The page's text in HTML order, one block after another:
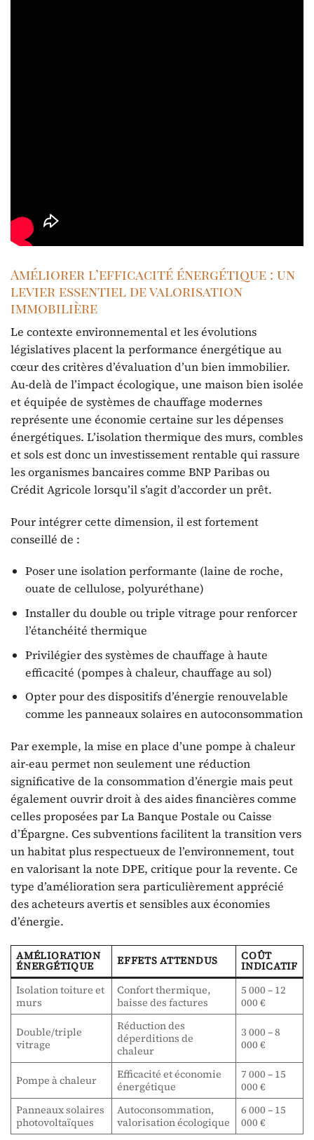
Améliorer l’efficacité énergétique : un
levier essentiel de valorisation
immobilière
Le contexte environnemental et les évolutions
législatives placent la performance énergétique au
cœur des critères d’évaluation d’un bien immobilier.
Au-delà de l’impact écologique, une maison bien isolée
et équipée de systèmes de chauffage modernes
représente une économie certaine sur les dépenses
énergétiques. L’isolation thermique des murs, combles
et sols est donc un investissement rentable qui rassure
les organismes bancaires comme BNP Paribas ou
Crédit Agricole lorsqu’il s’agit d’accorder un prêt.
Pour intégrer cette dimension, il est fortement
conseillé de :
Poser une isolation performante (laine de roche,
ouate de cellulose, polyuréthane)
Installer du double ou triple vitrage pour renforcer
l’étanchéité thermique
Privilégier des systèmes de chauffage à haute
efficacité (pompes à chaleur, chauffage au sol)
Opter pour des dispositifs d’énergie renouvelable
comme les panneaux solaires en autoconsommation
Par exemple, la mise en place d’une pompe à chaleur
air-eau permet non seulement une réduction
significative de la consommation d’énergie mais peut
également ouvrir droit à des aides financières comme
celles proposées par La Banque Postale ou Caisse
d’Épargne. Ces subventions facilitent la transition vers
un habitat plus respectueux de l’environnement, tout
en valorisant la note DPE, critique pour la revente. Ce
type d’amélioration sera particulièrement apprécié
des acheteurs avertis et sensibles aux économies
d’énergie.
AMÉLIORATION
ÉNERGÉTIQUE EFFETS ATTENDUS COÛT
INDICATIF
Isolation toiture et
murs
Confort thermique,
baisse des factures
5 000 – 12
000 €
Double/triple
vitrage
Réduction des
déperditions de
chaleur
3 000 – 8
000 €
Pompe à chaleur
Efficacité et économie
énergétique
7 000 – 15
000 €
Panneaux solaires
photovoltaïques
Autoconsommation,
valorisation écologique
6 000 – 15
000 €